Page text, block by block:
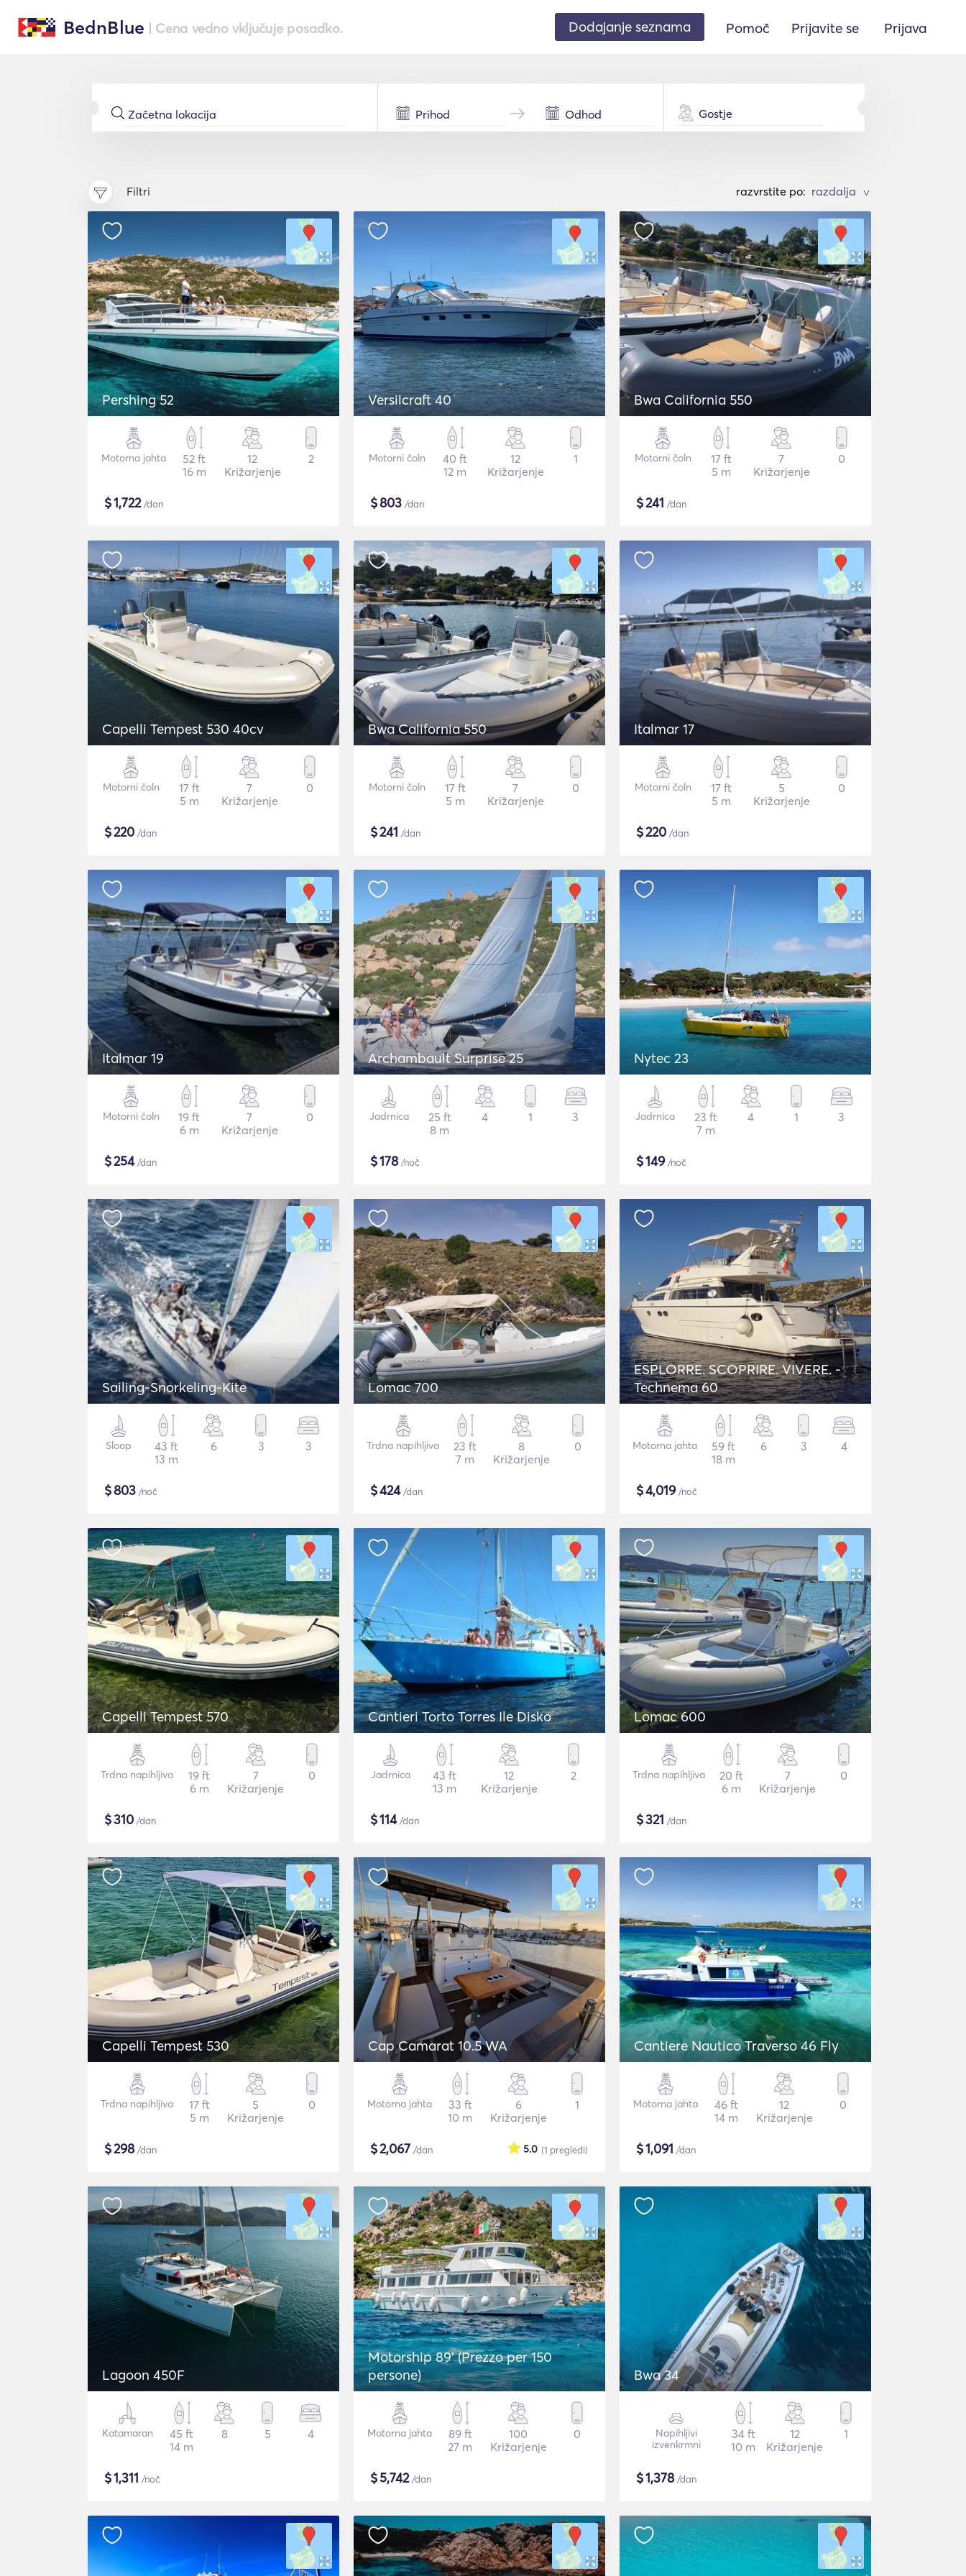
BednBlue | Cena vedno vključuje posadko. Dodajanje seznama Pomoč Prijavite se Prijava
Gostje
Filtri razvrstite po: >
Pershing 52
Motorna jahta
52 ft
16 m
12
Križarjenje
2
$1,722/dan
Versilcraft 40
Motorni čoln
40 ft
12 m
12
Križarjenje
1
$803 /dan
Bwa California 550
Motorni čoln
17 ft
5 m
7
Križarjenje
0
$241 /dan
Capelli Tempest 530 40cv
Motorni čoln
17 ft
5 m
7
Križarjenje
0
$220 /dan
Bwa California 550
Motorni čoln
17 ft
5 m
7
Križarjenje
0
$241 /dan
Italmar 17
Motorni čoln
17 ft
5 m
5
Križarjenje
0
$220 /dan
Italmar 19
Motorni čoln
19 ft
6 m
7
Križarjenje
0
$254/dan
Archambault Surprise 25
Jadrnica
25 ft
8 m
4 1 3
$178/noč
Nytec 23
Jadrnica
23 ft
7 m
4 1 3
$149/noč
Sailing-Snorkeling-Kite
Sloop
43 ft
13 m
6 3 3
$803 /noč
Lomac 700
Trdna napihljiva
23 ft
7 m
8
Križarjenje
0
$424/dan
ESPLORRE. SCOPRIRE. VIVERE. -
Technema 60
Motorna jahta
59 ft
18 m
6 3 4
$4,019/noč
Capelli Tempest 570
Trdna napihljiva
19 ft
6 m
7
Križarjenje
0
$310 /dan
Cantieri Torto Torres Ile Disko
Jadrnica
43 ft
13 m
12
Križarjenje
2
$114/dan
Lomac 600
Trdna napihljiva
20 ft
6 m
7
Križarjenje
0
$321 /dan
Capelli Tempest 530
Trdna napihljiva
17 ft
5 m
5
Križarjenje
0
$298/dan
Cap Camarat 10.5 WA
Motorna jahta
33 ft
10 m
6
Križarjenje
1
$2,067 /dan (1 pregledi)
5.0
Cantiere Nautico Traverso 46 Fly
Motorna jahta
46 ft
14 m
12
Križarjenje
0
$1,091 /dan
Lagoon 450F
Katamaran
45 ft
14 m
8 5 4
$1,311 /noč
Motorship 89' (Prezzo per 150
persone)
Motorna jahta
89 ft
27 m
100
Križarjenje
0
$5,742/dan
Bwa 34
Napihljivi
izvenkrmni
34 ft
10 m
12
Križarjenje
1
$1,378/dan